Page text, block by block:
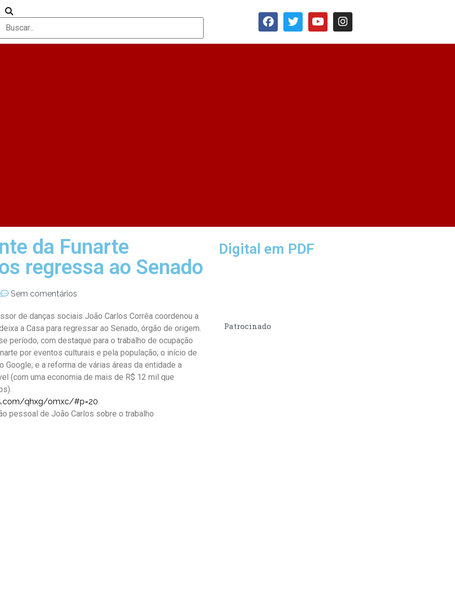
da Funarte
regressa ao Senado
Sem comentários
de danças sociais João Carlos Corrêa coordenou a
a Casa para regressar ao Senado, órgão de origem.
período, com destaque para o trabalho de ocupação
por eventos culturais e pela população; o início de
e a reforma de várias áreas da entidade a
(com uma economia de mais de R$ 12 mil que
qhxg/omxc/#p=20.
pessoal de João Carlos sobre o trabalho
Digital em PDF
Patrocinado